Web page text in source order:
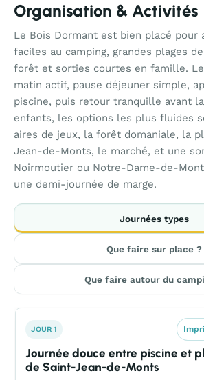
Organisation & Activités
Le Bois Dormant est bien placé pour
faciles au camping, grandes plages
forêt et sorties courtes en famille.
matin actif, pause déjeuner simple,
piscine, puis retour tranquille avant
enfants, les options les plus fluides
aires de jeux, la forêt domaniale, la
Jean-de-Monts, le marché, et une
Noirmoutier ou Notre-Dame-de-
une demi-journée de marge.
Journées types
Que faire sur place ?
Que faire autour du
JOUR 1
Journée douce entre piscine et
de Saint-Jean-de-Monts